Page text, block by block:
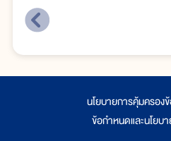
นโยบายการคุ้มครอง
ข้อกำหนดและนโยบ